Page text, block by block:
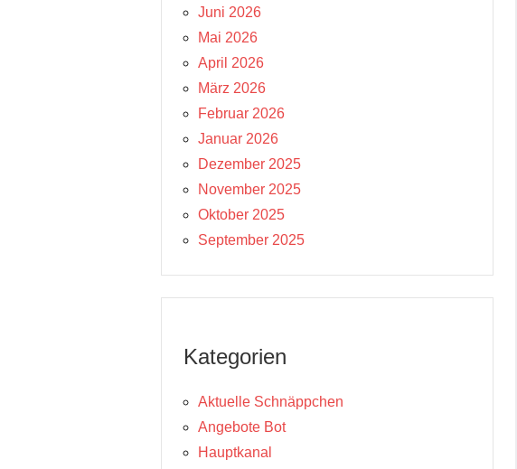
Juni 2026
Mai 2026
April 2026
März 2026
Februar 2026
Januar 2026
Dezember 2025
November 2025
Oktober 2025
September 2025
Kategorien
Aktuelle Schnäppchen
Angebote Bot
Hauptkanal